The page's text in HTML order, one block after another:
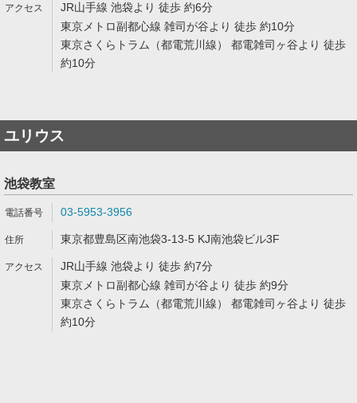
JR山手線 池袋より 徒歩 約6分
東京メトロ副都心線 雑司が谷より 徒歩 約10分
東京さくらトラム（都電荒川線） 都電雑司ヶ谷より 徒歩
約10分
ユリウス
池袋教室
03-5953-3956
東京都豊島区南池袋3-13-5 KJ南池袋ビル3F
JR山手線 池袋より 徒歩 約7分
東京メトロ副都心線 雑司が谷より 徒歩 約9分
東京さくらトラム（都電荒川線） 都電雑司ヶ谷より 徒歩
約10分